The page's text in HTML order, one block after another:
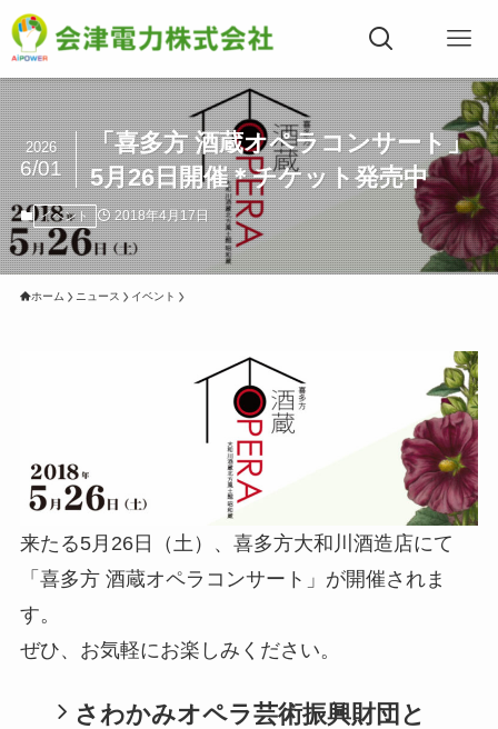
「喜多方 酒蔵オペラコンサート」
5月26日開催＊チケット発売中
2026
6/01
イベント 2018年4月17日
ホーム ニュース イベント
来たる5月26日（土）、喜多方大和川酒造店にて
「喜多方 酒蔵オペラコンサート」が開催されま
す。
ぜひ、お気軽にお楽しみください。
さわかみオペラ芸術振興財団と